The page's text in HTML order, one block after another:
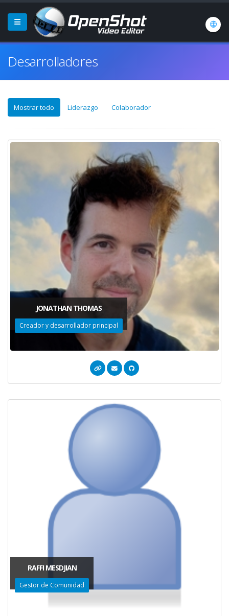
Desarrolladores
Mostrar todo Liderazgo Colaborador
JONATHAN THOMAS
Creador y desarrollador principal
RAFFI MESDJIAN
Gestor de Comunidad